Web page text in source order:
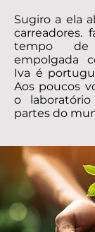
Sugiro a ela
carreadores.
tempo de
empolgada
Iva é
Aos poucos
o
partes do